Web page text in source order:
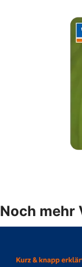
Noch mehr